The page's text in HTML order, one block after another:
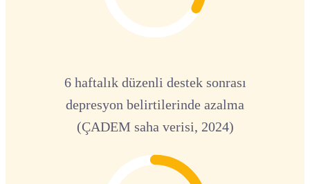
6 haftalık düzenli destek sonrası
depresyon belirtilerinde azalma
(ÇADEM saha verisi, 2024)